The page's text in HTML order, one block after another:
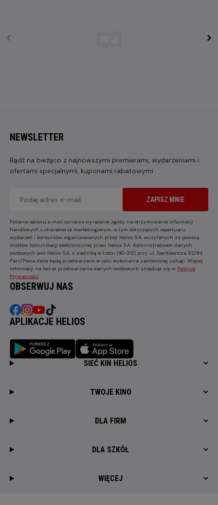
NEWSLETTER
Bądź na bieżąco z najnowszymi premierami, wydarzeniami i
ofertami specjalnymi, kuponami rabatowymi
ZAPISZ MNIE
Podanie adresu e-mail oznacza wyrażenie zgody na otrzymywanie informacji
handlowych o charakterze marketingowym, w tym dotyczących repertuaru,
wydarzeń i konkursów organizowanych przez Helios S.A. wysyłanych za pomocą
środków komunikacji elektronicznej przez Helios S.A. Administratorem danych
osobowych jest Helios S.A. z siedzibą w Łodzi (90-318) przy ul. Sienkiewicza 82/84.
Pani/Pana dane będą przetwarzane w celu wykonania zamówionej usługi. Więcej
informacji na temat przetwarzania danych osobowych znajduje się w Polityce
Prywatności.
OBSERWUJ NAS
APLIKACJE HELIOS
SIEĆ KIN HELIOS
TWOJE KINO
DLA FIRM
DLA SZKÓŁ
WIĘCEJ